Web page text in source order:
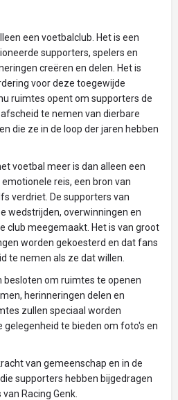
een voetbalclub. Het is een
supporters, spelers en
creëren en delen. Het is
voor deze toegewijde
ruimtes opent om supporters de
te nemen van dierbare
die ze in de loop der jaren hebben
voetbal meer is dan alleen een
reis, een bron van
verdriet. De supporters van
wedstrijden, overwinningen en
club meegemaakt. Het is van groot
worden gekoesterd en dat fans
te nemen als ze dat willen.
besloten om ruimtes te openen
herinneringen delen en
zullen speciaal worden
te bieden om foto's en
van gemeenschap en in de
supporters hebben bijgedragen
Racing Genk.